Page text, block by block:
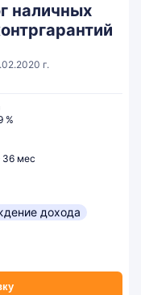
наличных
г.
%
36 мес
дохода